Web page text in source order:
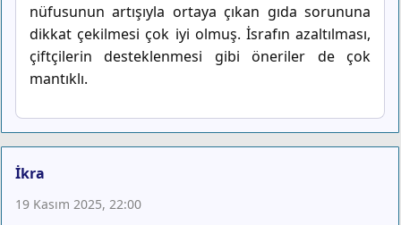
nüfusunun artışıyla ortaya çıkan gıda sorununa
dikkat çekilmesi çok iyi olmuş. İsrafın azaltılması,
çiftçilerin desteklenmesi gibi öneriler de çok
mantıklı.
İkra
19 Kasım 2025, 22:00